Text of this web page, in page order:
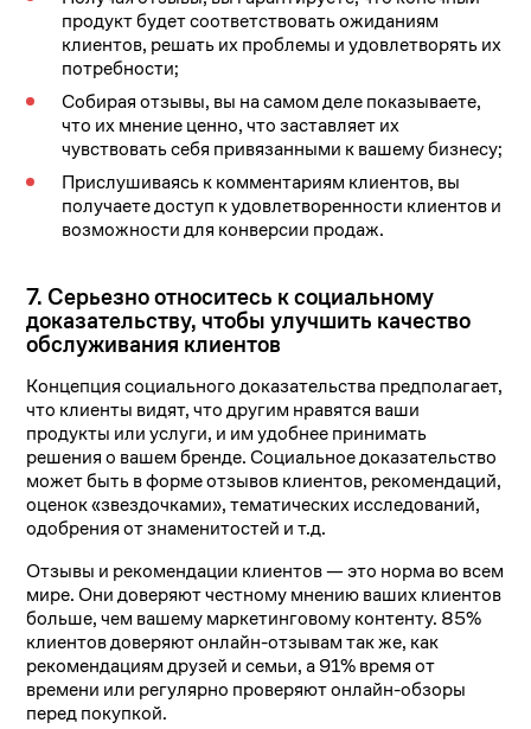
продукт будет соответствовать ожиданиям
клиентов, решать их проблемы и удовлетворять их
потребности;
Собирая отзывы, вы на самом деле показываете,
что их мнение ценно, что заставляет их
чувствовать себя привязанными к вашему бизнесу;
Прислушиваясь к комментариям клиентов, вы
получаете доступ к удовлетворенности клиентов и
возможности для конверсии продаж.
7. Серьезно относитесь к социальному
доказательству, чтобы улучшить качество
обслуживания клиентов
Концепция социального доказательства предполагает,
что клиенты видят, что другим нравятся ваши
продукты или услуги, и им удобнее принимать
решения о вашем бренде. Социальное доказательство
может быть в форме отзывов клиентов, рекомендаций,
оценок «звездочками», тематических исследований,
одобрения от знаменитостей и т.д.
Отзывы и рекомендации клиентов — это норма во всем
мире. Они доверяют честному мнению ваших клиентов
больше, чем вашему маркетинговому контенту. 85%
клиентов доверяют онлайн-отзывам так же, как
рекомендациям друзей и семьи, а 91% время от
времени или регулярно проверяют онлайн-обзоры
перед покупкой.